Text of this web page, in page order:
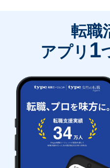
転職
アプリ 1